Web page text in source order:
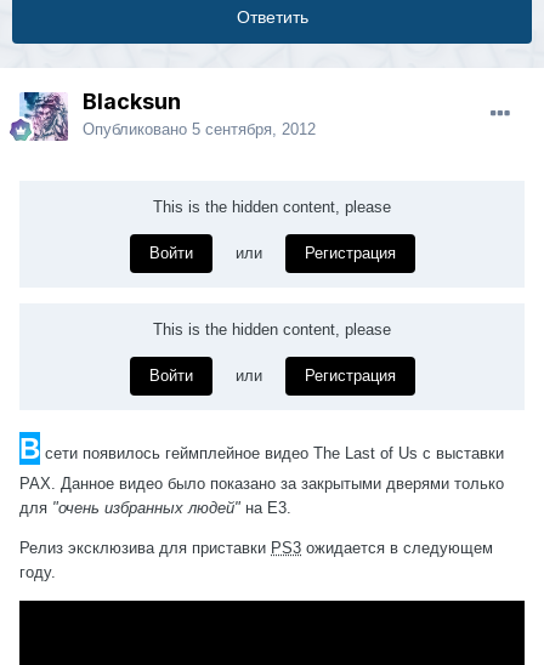
Ответить
Blacksun
Опубликовано 5 сентября, 2012
This is the hidden content, please
Войти или Регистрация
This is the hidden content, please
Войти или Регистрация
В сети появилось геймплейное видео The Last of Us с выставки
PAX. Данное видео было показано за закрытыми дверями только
для "очень избранных людей" на E3.
Релиз эксклюзива для приставки PS3 ожидается в следующем
году.